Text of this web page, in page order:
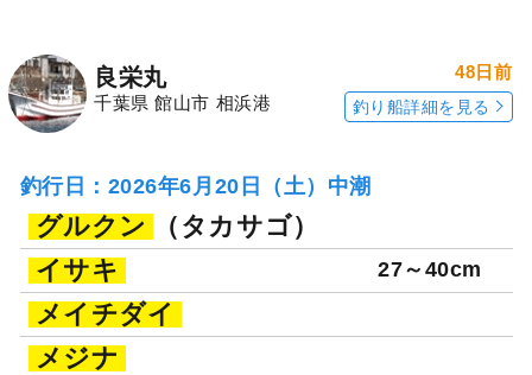
良栄丸
千葉県 館山市 相浜港
48日前
釣り船詳細を見る
釣行日：2026年6月20日（土）中潮
グルクン
（タカサゴ）
イサキ
27～40cm
メイチダイ
メジナ